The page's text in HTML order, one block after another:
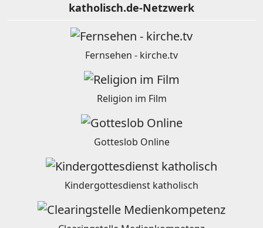
katholisch.de-Netzwerk
Fernsehen - kirche.tv
Religion im Film
Gotteslob Online
Kindergottesdienst katholisch